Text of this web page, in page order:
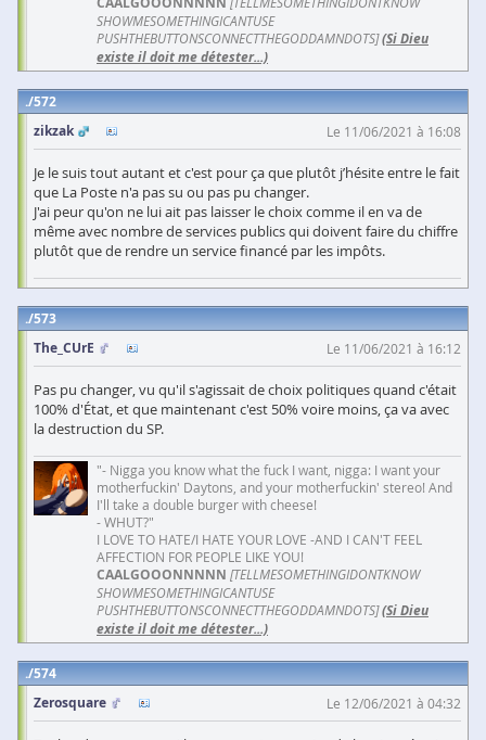
SHOWMESOMETHINGICANTUSE
PUSHTHEBUTTONSCONNECTTHEGODDAMNDOTS](Si Dieu
existe il doit me détester...)
572
zikzak
Le 11/06/2021 à 16:08
Je le suis tout autant et c'est pour ça que plutôt j’hésite entre le fait
que La Poste n'a pas su ou pas pu changer.
J'ai peur qu'on ne lui ait pas laisser le choix comme il en va de
même avec nombre de services publics qui doivent faire du chiffre
plutôt que de rendre un service financé par les impôts.
573
The_CUrE
Le 11/06/2021 à 16:12
Pas pu changer, vu qu'il s'agissait de choix politiques quand c'était
100% d'État, et que maintenant c'est 50% voire moins, ça va avec
la destruction du SP.
"- Nigga you know what the fuck I want, nigga: I want your
motherfuckin' Daytons, and your motherfuckin' stereo! And
I'll take a double burger with cheese!
- WHUT?"
I LOVE TO HATE/I HATE YOUR LOVE -AND I CAN'T FEEL
AFFECTION FOR PEOPLE LIKE YOU!
CAALGOOONNNNN [TELLMESOMETHINGIDONTKNOW
SHOWMESOMETHINGICANTUSE
PUSHTHEBUTTONSCONNECTTHEGODDAMNDOTS](Si Dieu
existe il doit me détester...)
574
Zerosquare
Le 12/06/2021 à 04:32